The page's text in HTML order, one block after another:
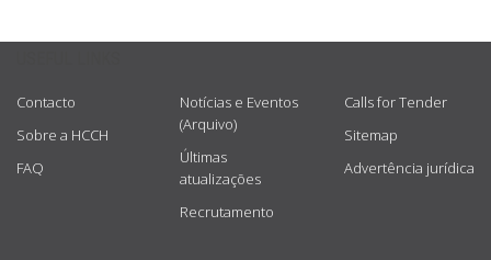
Contacto
Sobre a HCCH
FAQ
Notícias e Eventos
(Arquivo)
Últimas
atualizações
Recrutamento
Calls for Tender
Sitemap
Advertência jurídica